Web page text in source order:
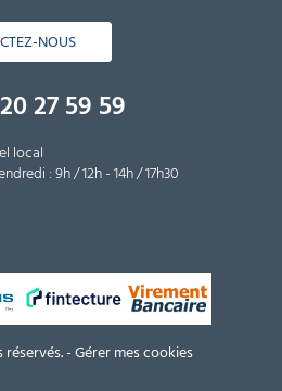
NOUS
27 59 59
local
: 9h / 12h - 14h / 17h30
-Gérer mes cookies